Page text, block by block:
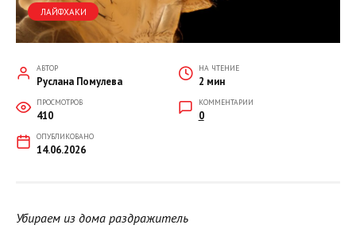
ЛАЙФХАКИ
АВТОР
Руслана Помулева
НА ЧТЕНИЕ
2 мин
ПРОСМОТРОВ
410
КОММЕНТАРИИ
0
ОПУБЛИКОВАНО
14.06.2026
Убираем из дома раздражитель